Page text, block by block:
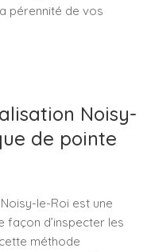
pérennité de vos
Noisy-
de pointe
le-Roi est une
façon d’inspecter les
méthode